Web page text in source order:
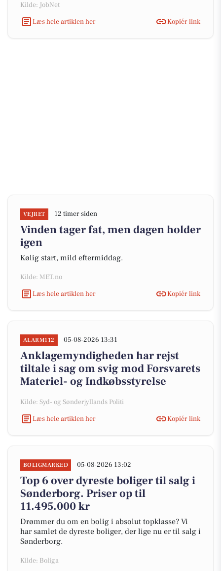
Kilde: JobNet
Læs hele artiklen her
Kopiér link
VEJRET 12 timer siden
Vinden tager fat, men dagen holder
igen
Kølig start, mild eftermiddag.
Kilde: MET.no
Læs hele artiklen her
Kopiér link
ALARM112 05-08-2026 13:31
Anklagemyndigheden har rejst
tiltale i sag om svig mod Forsvarets
Materiel- og Indkøbsstyrelse
Kilde: Syd- og Sønderjyllands Politi
Læs hele artiklen her
Kopiér link
BOLIGMARKED 05-08-2026 13:02
Top 6 over dyreste boliger til salg i
Sønderborg. Priser op til
11.495.000 kr
Drømmer du om en bolig i absolut topklasse? Vi
har samlet de dyreste boliger, der lige nu er til salg i
Sønderborg.
Kilde: Boliga